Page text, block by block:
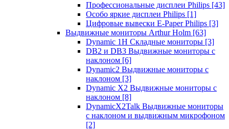
Профессиональные дисплеи Philips [43]
Особо яркие дисплеи Philips [1]
Цифровые вывески E-Paper Philips [3]
Выдвижные мониторы Arthur Holm [63]
Dynamic 1Н Складные мониторы [3]
DB2 и DB3 Выдвижные мониторы с
наклоном [6]
Dynamic2 Выдвижные мониторы с
наклоном [3]
Dynamic X2 Выдвижные мониторы с
наклоном [8]
DynamicX2Talk Выдвижные мониторы
с наклоном и выдвижным микрофоном
[2]